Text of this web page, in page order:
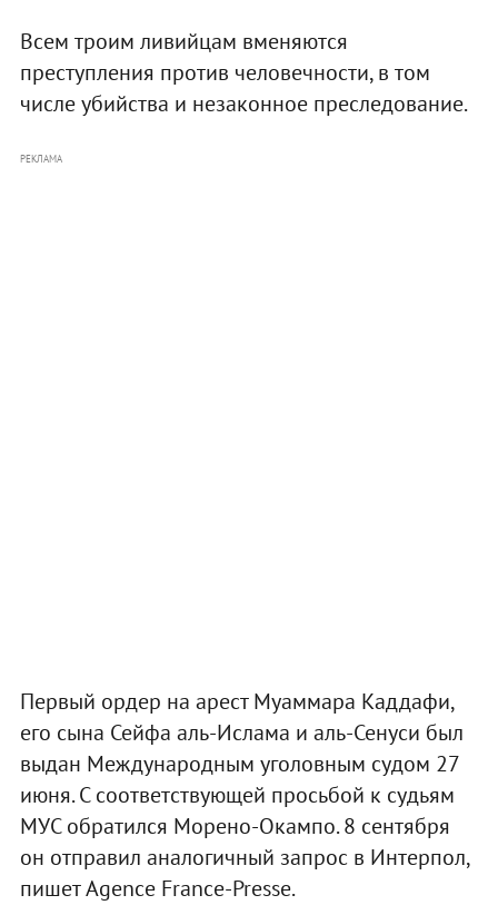
Всем троим ливийцам вменяются
преступления против человечности, в том
числе убийства и незаконное преследование.
РЕКЛАМА
Первый ордер на арест Муаммара Каддафи,
его сына Сейфа аль-Ислама и аль-Сенуси был
выдан Международным уголовным судом 27
июня. С соответствующей просьбой к судьям
МУС обратился Морено-Окампо. 8 сентября
он отправил аналогичный запрос в Интерпол,
пишет Agence France-Presse.